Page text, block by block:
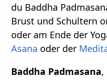
du Baddha
Brust und Schultern
oder am Ende der
Asana oder der
Baddha Padmasana,